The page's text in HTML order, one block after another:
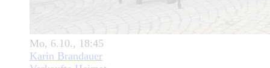
Mo, 6.10., 18:45
Karin Brandauer